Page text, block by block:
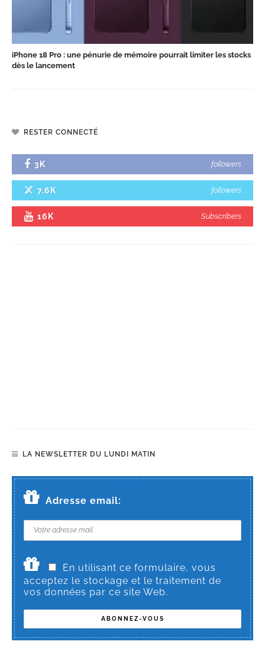
iPhone 18 Pro : une pénurie de mémoire pourrait limiter les stocks
dès le lancement
RESTER CONNECTÉ
3K followers
7.6K followers
16K Subscribers
LA NEWSLETTER DU LUNDI MATIN
Adresse email:
En utilisant ce formulaire, vous
acceptez le stockage et le traitement de
vos données par ce site Web.